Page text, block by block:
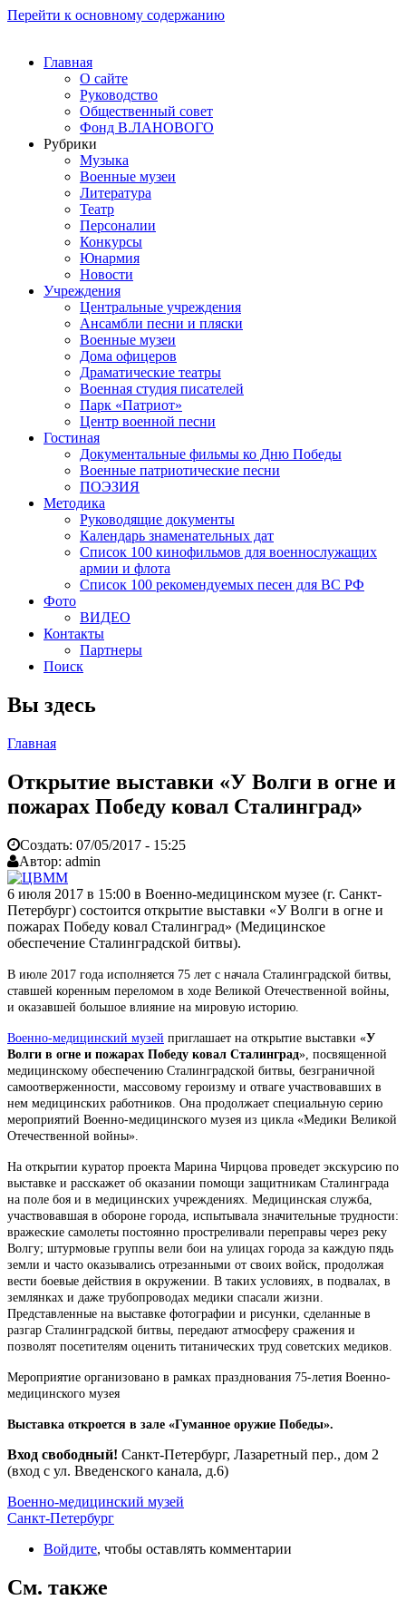
Перейти к основному содержанию
Главная
О сайте
Руководство
Общественный совет
Фонд В.ЛАНОВОГО
Рубрики
Музыка
Военные музеи
Литература
Театр
Персоналии
Конкурсы
Юнармия
Новости
Учреждения
Центральные учреждения
Ансамбли песни и пляски
Военные музеи
Дома офицеров
Драматические театры
Военная студия писателей
Парк «Патриот»
Центр военной песни
Гостиная
Документальные фильмы ко Дню Победы
Военные патриотические песни
ПОЭЗИЯ
Методика
Руководящие документы
Календарь знаменательных дат
Список 100 кинофильмов для военнослужащих
армии и флота
Список 100 рекомендуемых песен для ВС РФ
Фото
ВИДЕО
Контакты
Партнеры
Поиск
Вы здесь
Главная
Открытие выставки «У Волги в огне и
пожарах Победу ковал Сталинград»
Создать: 07/05/2017 - 15:25
Автор: admin
6 июля 2017 в 15:00 в Военно-медицинском музее (г. Санкт-
Петербург) состоится открытие выставки «У Волги в огне и
пожарах Победу ковал Сталинград» (Медицинское
обеспечение Сталинградской битвы).
В июле 2017 года исполняется 75 лет с начала Сталинградской битвы,
ставшей коренным переломом в ходе Великой Отечественной войны,
и оказавшей большое влияние на мировую историю.
Военно-медицинский музей приглашает на открытие выставки «У
Волги в огне и пожарах Победу ковал Сталинград», посвященной
медицинскому обеспечению Сталинградской битвы, безграничной
самоотверженности, массовому героизму и отваге участвовавших в
нем медицинских работников. Она продолжает специальную серию
мероприятий Военно-медицинского музея из цикла «Медики Великой
Отечественной войны».
На открытии куратор проекта Марина Чирцова проведет экскурсию по
выставке и расскажет об оказании помощи защитникам Сталинграда
на поле боя и в медицинских учреждениях. Медицинская служба,
участвовавшая в обороне города, испытывала значительные трудности:
вражеские самолеты постоянно простреливали переправы через реку
Волгу; штурмовые группы вели бои на улицах города за каждую пядь
земли и часто оказывались отрезанными от своих войск, продолжая
вести боевые действия в окружении. В таких условиях, в подвалах, в
землянках и даже трубопроводах медики спасали жизни.
Представленные на выставке фотографии и рисунки, сделанные в
разгар Сталинградской битвы, передают атмосферу сражения и
позволят посетителям оценить титанических труд советских медиков.
Мероприятие организовано в рамках празднования 75-летия Военно-
медицинского музея
Выставка откроется в зале «Гуманное оружие Победы».
Вход свободный! Санкт-Петербург, Лазаретный пер., дом 2
(вход с ул. Введенского канала, д.6)
Военно-медицинский музей
Санкт-Петербург
Войдите, чтобы оставлять комментарии
См. также